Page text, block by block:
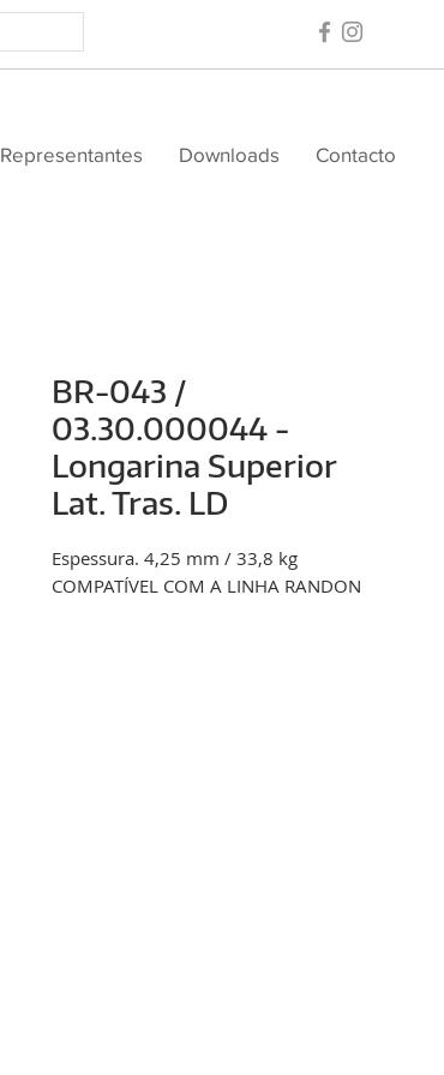
Representantes Downloads Contacto
BR-043 /
03.30.000044 -
Longarina Superior
Lat. Tras. LD
Espessura. 4,25 mm / 33,8 kg
COMPATÍVEL COM A LINHA RANDON